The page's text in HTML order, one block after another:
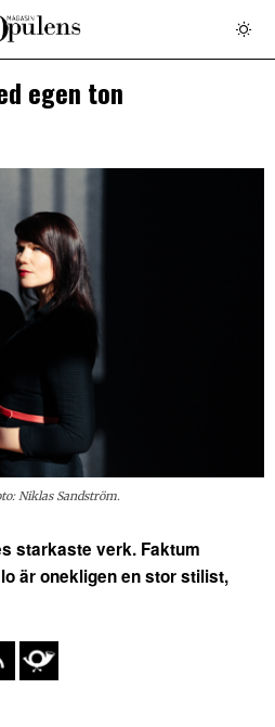
egen ton
Niklas Sandström.
starkaste verk. Faktum
är onekligen en stor stilist,